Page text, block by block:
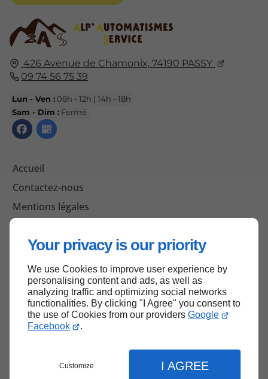
Your privacy is our priority
We use Cookies to improve user experience by
personalising content and ads, as well as
analyzing traffic and optimizing social networks
functionalities. By clicking "I Agree" you consent to
the use of Cookies from our providers Google
Facebook
.
Customize I AGREE
426 Avenue de Chamonix, 74190 PASSY
09 74 56 75 39
Lun - Ven : 08h - 12h | 14h - 18h
Sam - Dim : Fermé
Accueil
Contactez-nous
Mentions légales
Haut de page